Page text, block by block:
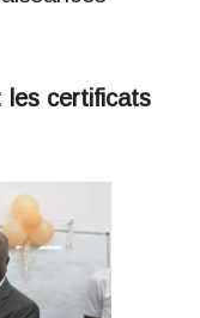
les certificats